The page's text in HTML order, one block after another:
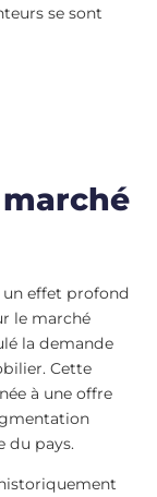
se sont
un effet profond
le marché
la demande
Cette
à une offre
du pays.